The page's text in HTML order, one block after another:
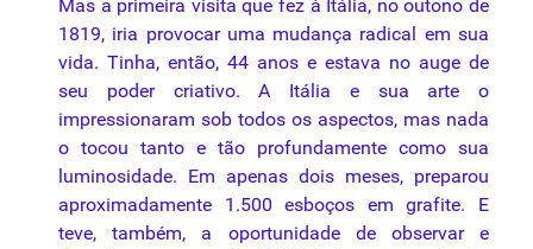
Mas a primeira visita que fez à Itália, no outono de
1819, iria provocar uma mudança radical em sua
vida. Tinha, então, 44 anos e estava no auge de
seu poder criativo. A Itália e sua arte o
impressionaram sob todos os aspectos, mas nada
o tocou tanto e tão profundamente como sua
luminosidade. Em apenas dois meses, preparou
aproximadamente 1.500 esboços em grafite. E
teve, também, a oportunidade de observar e